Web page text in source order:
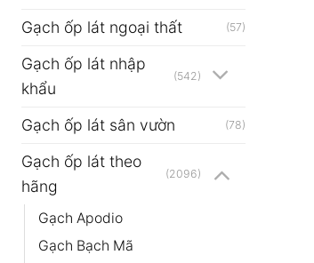
Gạch ốp lát ngoại thất (57)
Gạch ốp lát nhập
khẩu
(542)
Gạch ốp lát sân vườn (78)
Gạch ốp lát theo
hãng
(2096)
Gạch Apodio
Gạch Bạch Mã